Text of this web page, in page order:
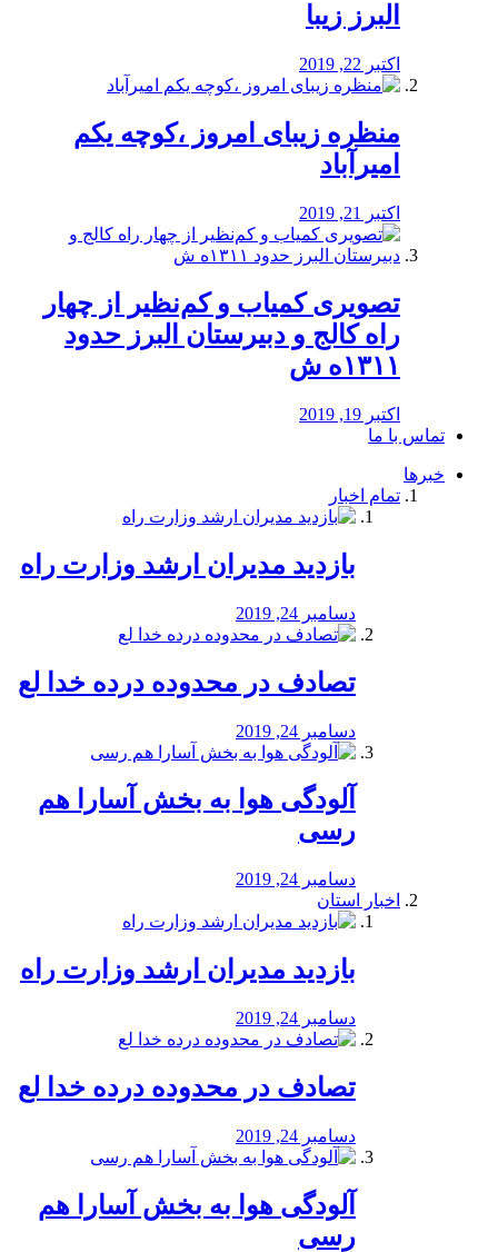
البرز زیبا
اکتبر 22, 2019
منظره‌‌ زیبای امروز ،کوچه یکم
امیرآباد
اکتبر 21, 2019
️تصویری کمیاب و کم‌نظیر از چهار
راه كالج و دبيرستان البرز حدود
۱۳۱۱ه ش
اکتبر 19, 2019
تماس با ما
خبرها
تمام اخبار
بازدید مدیران ارشد وزارت راه
دسامبر 24, 2019
تصادف در محدوده درده خدا لع
دسامبر 24, 2019
آلودگی هوا به بخش آسارا هم
رسی
دسامبر 24, 2019
اخبار استان
بازدید مدیران ارشد وزارت راه
دسامبر 24, 2019
تصادف در محدوده درده خدا لع
دسامبر 24, 2019
آلودگی هوا به بخش آسارا هم
رسی